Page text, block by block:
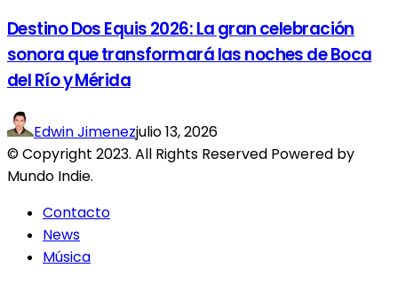
Destino Dos Equis 2026: La gran celebración
sonora que transformará las noches de Boca
del Río y Mérida
Edwin Jimenezjulio 13, 2026
© Copyright 2023. All Rights Reserved Powered by
Mundo Indie.
Contacto
News
Música